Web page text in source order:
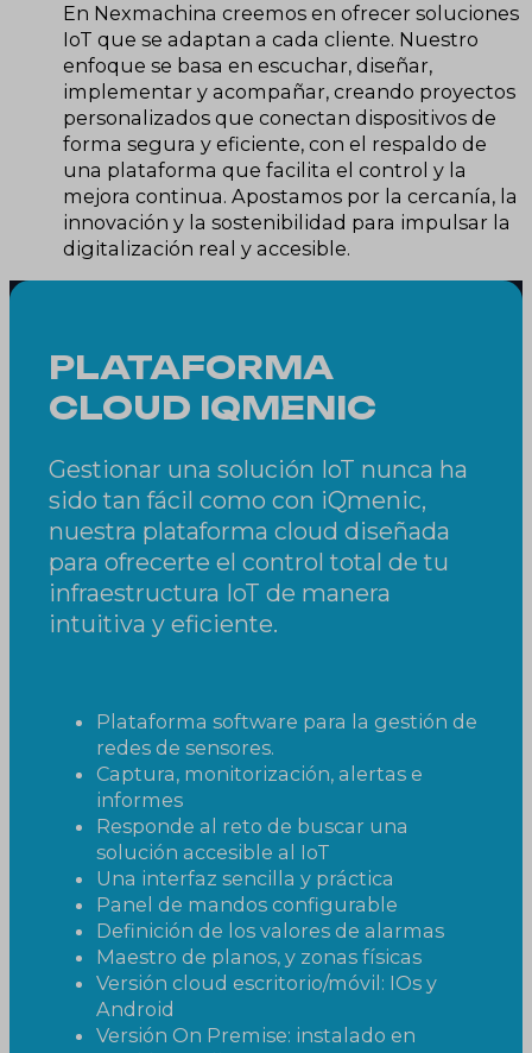
En Nexmachina creemos en ofrecer soluciones
IoT que se adaptan a cada cliente. Nuestro
enfoque se basa en escuchar, diseñar,
implementar y acompañar, creando proyectos
personalizados que conectan dispositivos de
forma segura y eficiente, con el respaldo de
una plataforma que facilita el control y la
mejora continua. Apostamos por la cercanía, la
innovación y la sostenibilidad para impulsar la
digitalización real y accesible.
PLATAFORMA
CLOUD IQMENIC
Gestionar una solución IoT nunca ha
sido tan fácil como con iQmenic,
nuestra plataforma cloud diseñada
para ofrecerte el control total de tu
infraestructura IoT de manera
intuitiva y eficiente.
Plataforma software para la gestión de
redes de sensores.
Captura, monitorización, alertas e
informes
Responde al reto de buscar una
solución accesible al IoT
Una interfaz sencilla y práctica
Panel de mandos configurable
Definición de los valores de alarmas
Maestro de planos, y zonas físicas
Versión cloud escritorio/móvil: IOs y
Android
Versión On Premise: instalado en